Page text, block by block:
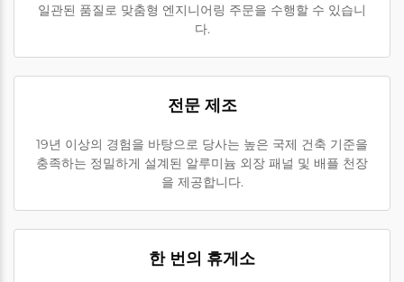
일관된 품질로 맞춤형 엔지니어링 주문을 수행할 수 있습니
다.
전문 제조
19년 이상의 경험을 바탕으로 당사는 높은 국제 건축 기준을
충족하는 정밀하게 설계된 알루미늄 외장 패널 및 배플 천장
을 제공합니다.
한 번의 휴게소